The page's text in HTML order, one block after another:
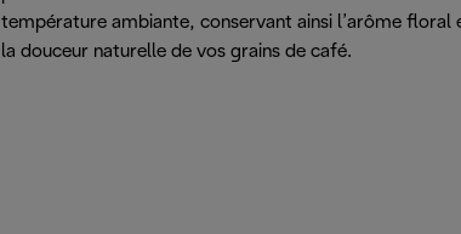
température ambiante, conservant ainsi l’arôme floral
la douceur naturelle de vos grains de café.